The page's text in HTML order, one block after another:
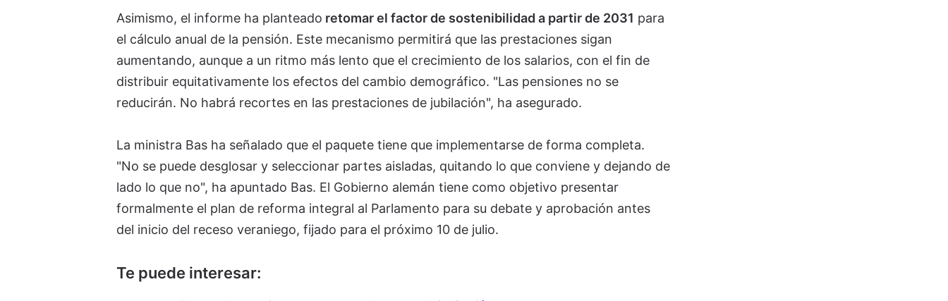
Asimismo, el informe ha planteado retomar el factor de sostenibilidad a partir de 2031 para
el cálculo anual de la pensión. Este mecanismo permitirá que las prestaciones sigan
aumentando, aunque a un ritmo más lento que el crecimiento de los salarios, con el fin de
distribuir equitativamente los efectos del cambio demográfico. "Las pensiones no se
reducirán. No habrá recortes en las prestaciones de jubilación", ha asegurado.
La ministra Bas ha señalado que el paquete tiene que implementarse de forma completa.
"No se puede desglosar y seleccionar partes aisladas, quitando lo que conviene y dejando de
lado lo que no", ha apuntado Bas. El Gobierno alemán tiene como objetivo presentar
formalmente el plan de reforma integral al Parlamento para su debate y aprobación antes
del inicio del receso veraniego, fijado para el próximo 10 de julio.
Te puede interesar: